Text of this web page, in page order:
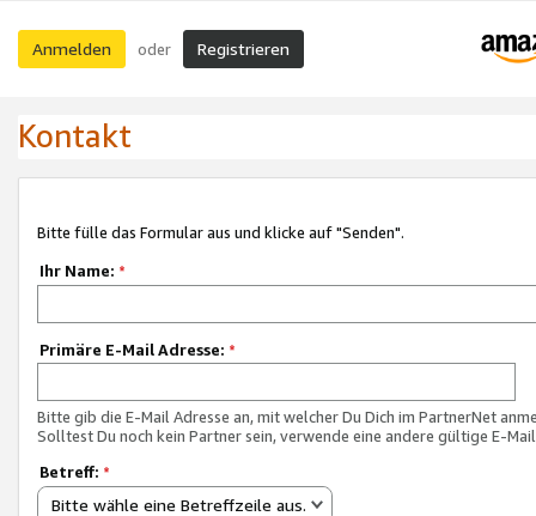
Anmelden oder Registrieren
Kontakt
Bitte fülle das Formular aus und klicke auf "Senden".
Ihr Name: *
Primäre E-Mail Adresse: *
Bitte gib die E-Mail Adresse an, mit welcher Du Dich im PartnerNet
Solltest Du noch kein Partner sein, verwende eine andere gültige E-
Betreff: *
Bitte wähle eine Betreffzeile aus.